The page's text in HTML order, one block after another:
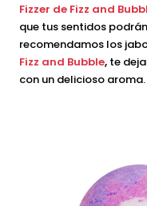
Fizzer de Fizz and
que tus sentidos
recomendamos los
Fizz and Bubble, te
con un delicioso aroma.